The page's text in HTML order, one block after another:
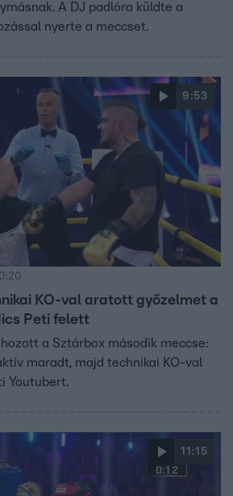
A DJ padlóra küldte a
nyerte a meccset.
9:53
KO-val aratott győzelmet a
Peti felett
a Sztárbox második meccse:
maradt, majd technikai KO-val
Youtubert.
11:15